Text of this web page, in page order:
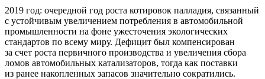
2019 год: очередной год роста котировок палладия, связанный
с устойчивым увеличением потребления в автомобильной
промышленности на фоне ужесточения экологических
стандартов по всему миру. Дефицит был компенсирован
за счет роста первичного производства и увеличения сбора
ломов автомобильных катализаторов, тогда как поставки
из ранее накопленных запасов значительно сократились.